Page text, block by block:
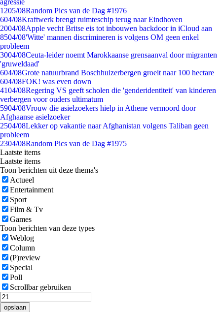
agressie
1205/08Random Pics van de Dag #1976
604/08Kraftwerk brengt ruimteschip terug naar Eindhoven
2004/08Apple vecht Britse eis tot inbouwen backdoor in iCloud aan
8504/08'Witte' mannen discrimineren is volgens OM geen enkel
probleem
3004/08Ceuta-leider noemt Marokkaanse grensaanval door migranten
'gruweldaad'
604/08Grote natuurbrand Boschhuizerbergen groeit naar 100 hectare
604/08FOK! was even down
4104/08Regering VS geeft scholen die 'genderidentiteit' van kinderen
verbergen voor ouders ultimatum
5904/08Vrouw die asielzoekers hielp in Athene vermoord door
Afghaanse asielzoeker
2504/08Lekker op vakantie naar Afghanistan volgens Taliban geen
probleem
2304/08Random Pics van de Dag #1975
Laatste items
Laatste items
Toon berichten uit deze thema's
Actueel
Entertainment
Sport
Film & Tv
Games
Toon berichten van deze types
Weblog
Column
(P)review
Special
Poll
Scrollbar gebruiken
opslaan